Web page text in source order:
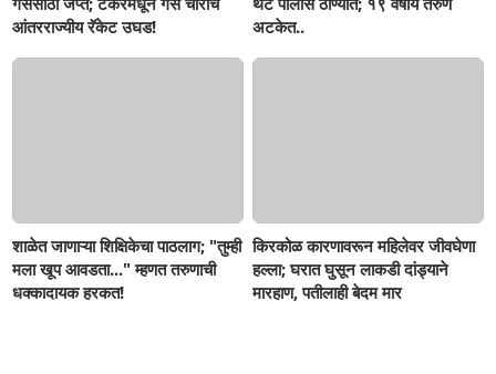
आंतरराज्यीय रॅकेट उघड!
अटकेत..
शाळेत जाणाऱ्या शिक्षिकेचा पाठलाग; "तुम्ही
मला खूप आवडता..." म्हणत तरुणाची
धक्कादायक हरकत!
किरकोळ कारणावरून महिलेवर जीवघेणा
हल्ला; घरात घुसून लाकडी दांड्याने
मारहाण, पतीलाही बेदम मार